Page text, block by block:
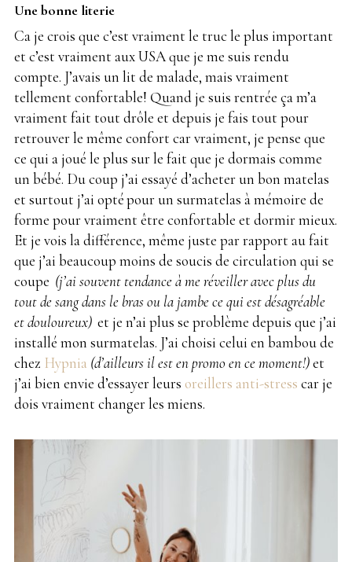
Une bonne literie
Ca je crois que c’est vraiment le truc le plus important
et c’est vraiment aux USA que je me suis rendu
compte. J’avais un lit de malade, mais vraiment
tellement confortable! Quand je suis rentrée ça m’a
vraiment fait tout drôle et depuis je fais tout pour
retrouver le même confort car vraiment, je pense que
ce qui a joué le plus sur le fait que je dormais comme
un bébé. Du coup j’ai essayé d’acheter un bon matelas
et surtout j’ai optépour un surmatelas à mémoire de
forme pour vraiment être confortable et dormir mieux.
Et je vois la différence, même juste par rapport au fait
que j’ai beaucoup moins de soucis de circulation qui se
coupe (j’ai souvent tendance à me réveiller avec plus du
tout de sang dans le bras ou la jambe ce qui est désagréable
et douloureux) et je n’ai plus se problème depuis que j’ai
installé mon surmatelas. J’ai choisi celui en bambou de
chez Hypnia (d’ailleurs il est en promo en ce moment!)et
j’ai bien envie d’essayer leurs oreillers anti-stress car je
dois vraiment changer les miens.